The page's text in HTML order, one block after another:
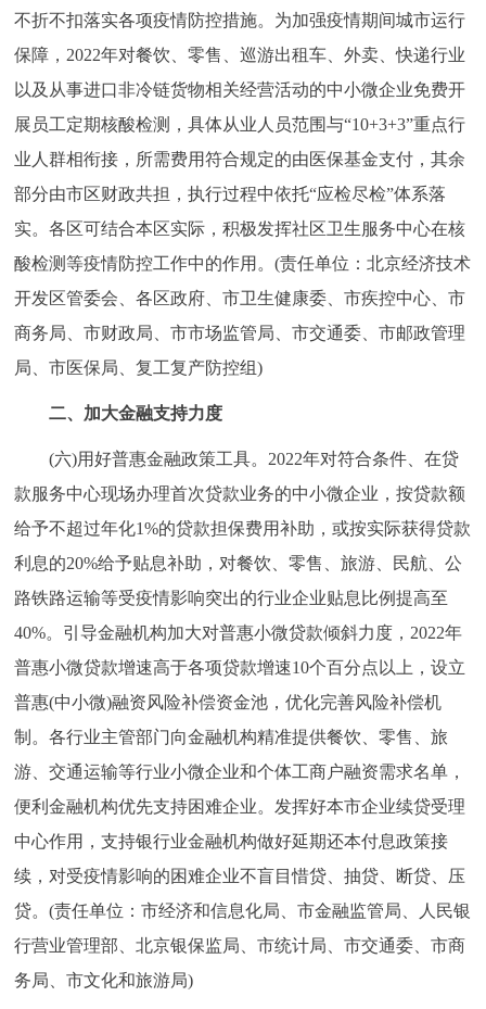
不折不扣落实各项疫情防控措施。为加强疫情期间城市运行
保障，2022年对餐饮、零售、巡游出租车、外卖、快递行业
以及从事进口非冷链货物相关经营活动的中小微企业免费开
展员工定期核酸检测，具体从业人员范围与“10+3+3”重点行
业人群相衔接，所需费用符合规定的由医保基金支付，其余
部分由市区财政共担，执行过程中依托“应检尽检”体系落
实。各区可结合本区实际，积极发挥社区卫生服务中心在核
酸检测等疫情防控工作中的作用。(责任单位：北京经济技术
开发区管委会、各区政府、市卫生健康委、市疾控中心、市
商务局、市财政局、市市场监管局、市交通委、市邮政管理
局、市医保局、复工复产防控组)
二、加大金融支持力度
(六)用好普惠金融政策工具。2022年对符合条件、在贷
款服务中心现场办理首次贷款业务的中小微企业，按贷款额
给予不超过年化1%的贷款担保费用补助，或按实际获得贷款
利息的20%给予贴息补助，对餐饮、零售、旅游、民航、公
路铁路运输等受疫情影响突出的行业企业贴息比例提高至
40%。引导金融机构加大对普惠小微贷款倾斜力度，2022年
普惠小微贷款增速高于各项贷款增速10个百分点以上，设立
普惠(中小微)融资风险补偿资金池，优化完善风险补偿机
制。各行业主管部门向金融机构精准提供餐饮、零售、旅
游、交通运输等行业小微企业和个体工商户融资需求名单，
便利金融机构优先支持困难企业。发挥好本市企业续贷受理
中心作用，支持银行业金融机构做好延期还本付息政策接
续，对受疫情影响的困难企业不盲目惜贷、抽贷、断贷、压
贷。(责任单位：市经济和信息化局、市金融监管局、人民银
行营业管理部、北京银保监局、市统计局、市交通委、市商
务局、市文化和旅游局)